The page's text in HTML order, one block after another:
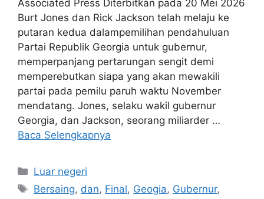
Associated Press Diterbitkan pada 20 Mei 2026
Burt Jones dan Rick Jackson telah melaju ke
putaran kedua dalam­pemilihan pendahuluan
Partai Republik Georgia untuk gubernur,
memperpanjang pertarungan sengit demi
memperebutkan siapa yang akan mewakili
partai pada pemilu paruh waktu November
mendatang. Jones, selaku wakil gubernur
Georgia, dan Jackson, seorang miliarder …
Baca Selengkapnya
Kategori
Luar negeri
Tag
Bersaing, dan, Final, Geogia, Gubernur,